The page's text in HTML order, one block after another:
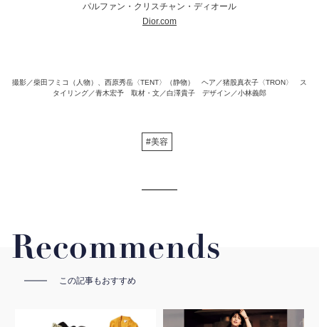
パルファン・クリスチャン・ディオール
Dior.com
撮影／柴田フミコ（人物）、西原秀岳〈TENT〉（静物） ヘア／猪股真衣子〈TRON〉 ス
タイリング／青木宏予 取材・文／白澤貴子 デザイン／小林義郎
#美容
Recommends
この記事もおすすめ